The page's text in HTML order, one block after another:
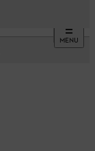
MENU